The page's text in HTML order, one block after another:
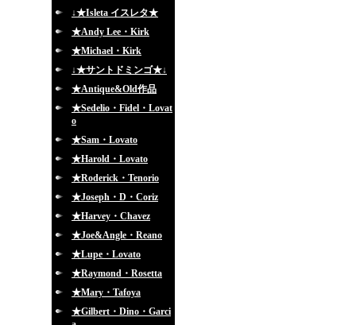
↓★Isleta イスレタ★
★Andy Lee・Kirk
★Michael・Kirk
↓★サントドミンゴ★↓
★Antique&Old作品
★Sedelio・Fidel・Lovat
o
★Sam・Lovato
★Harold・Lovato
★Roderick・Tenorio
★Joseph・D・Coriz
★Harvey・Chavez
★Joe&Angle・Reano
★Lupe・Lovato
★Raymond・Rosetta
★Mary・Tafoya
★Gilbert・Dino・Garci